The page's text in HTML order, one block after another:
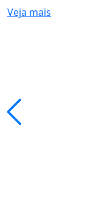
Veja mais